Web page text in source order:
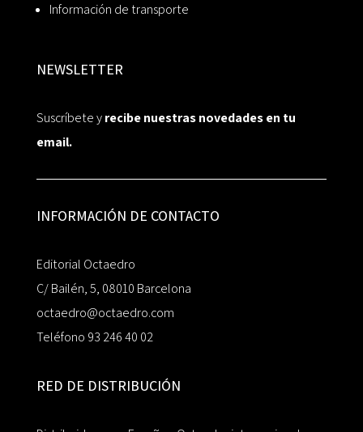
Información de transporte
NEWSLETTER
Suscríbete yrecibe nuestras novedades en tu
email.
INFORMACIÓN DE CONTACTO
Editorial Octaedro
C/ Bailén, 5, 08010 Barcelona
octaedro@octaedro.com
Teléfono 93 246 40 02
RED DE DISTRIBUCIÓN